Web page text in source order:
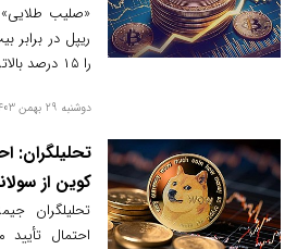
«صلیب طلایی»
ریپل در برابر
را ۱۵ درصد بالاتر از بیت‌کوین نشان داد.
دوشنبه 29 بهمن 1403
کوین از
تحلیلگران